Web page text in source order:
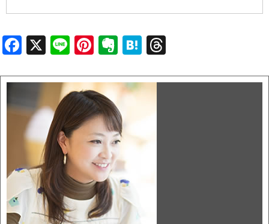
Facebook
X LinePinterest
Evernote
Hatena